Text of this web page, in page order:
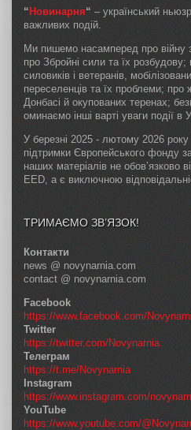
“ Новинарня“ – український
важливих подій.
Ми пишемо насамперед про війну
про Збройні сили та їх розбудову;
силовиків і ветеранів,
переселенців та їх проблеми; про
Донбасі й окупованих теренах;
оминаємо інші варті уваги події в
У березні 2025 - лютому 2026
підтримки Європейського фонду
наших матеріалів не обов’язково
EED, а є виключною
ТРИМАЄМО ЗВ’ЯЗОК!
Контакти
news @ novynarnia.com
contact @ novynarnia.com
Facebook
https://www.facebook.com/
Twitter
https://twitter.com/Novynarnia
Телеграм
https://t.me/Novynarnia
Instagram
https://www.instagram.com/
YouTube
https://www.youtube.com/